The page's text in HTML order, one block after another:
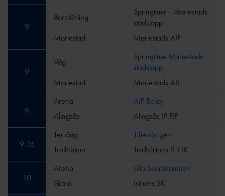
9
Barntävling
Springtime - Mariestads
stadslopp
Mariestad
Mariestads AIF
9
Väg
Springtime Mariestads
stadslopp
Mariestad
Mariestads AIF
9
Arena
AIF Relay
Alingsås
Alingsås IF FIF
9-16
Terräng
Tifterrängen
Trollhättan
Trollhättans IF FIK
10
Arena
Lilla Skarakampen
Skara
Istrums SK